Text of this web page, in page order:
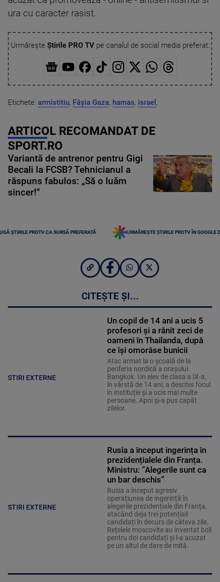
ura cu caracter rasist.
Urmărește Știrile PRO TVpe canalul de social media preferat:
Etichete: armistitiu, Fâșia Gaza, hamas, israel ,
ARTICOL RECOMANDAT DE
SPORT.RO
Variantă de antrenor pentru Gigi
Becali la FCSB? Tehnicianul a
răspuns fabulos: „Să o luăm
sincer!”
ȘTIRILE PROTV CA SURSĂ PREFERATĂ URMĂREȘTE ȘTIRILE PROTV ÎN GOOGLE
CITEȘTE ȘI...
STIRI EXTERNE
Un copil de 14 ani a ucis 5
profesori și a rănit zeci de
oameni în Thailanda, după
ce își omorâse bunicii
Atac armat la o școală de la
periferia nordică a orașului
Bangkok. Un elev de clasa a IX-a,
în vârstă de 14 ani, a deschis focul
în instituție și a ucis mai multe
persoane. Apoi și-a pus capăt
zilelor.
STIRI EXTERNE
Rusia a început ingerința în
prezidențialele din Franța.
Ministru: ”Alegerile sunt ca
un bar deschis”
Rusia a început agresiv
operațiunea de ingerință în
alegerile prezidențiale din Franța,
atacând deja trei potențiali
candidați în decurs de câteva zile.
Rețelele moscovite au inventat boli
pentru doi candidați și l-a acuzat
pe un altul de dare de mită.